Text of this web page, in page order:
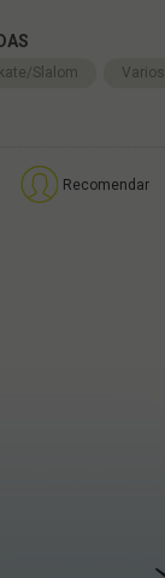
Slalom Varios
Recomendar